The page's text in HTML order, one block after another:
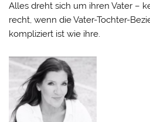
Alles dreht sich um ihren Vater –
recht, wenn die Vater-Tochter-
kompliziert ist wie ihre.